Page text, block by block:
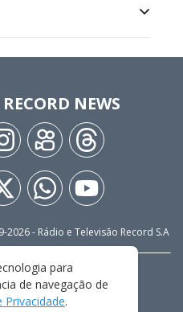
NEWS
2026- Rádio e Televisão Record S.A
PRIVACIDADE
DE USO
para
de navegação de
Privacidade.